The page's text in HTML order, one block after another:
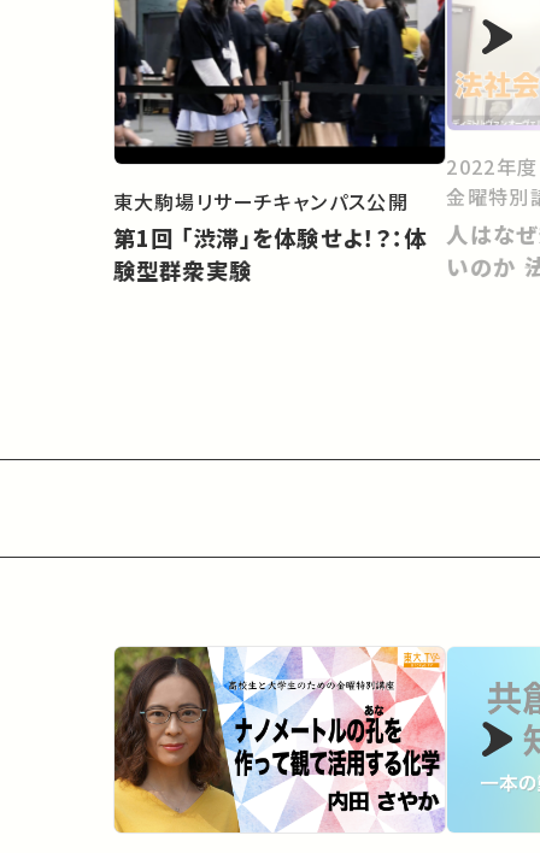
東大駒場リサーチキャンパス公開
第1回 「渋滞」を体験せよ！？：体
験型群衆実験
2022年度
金曜特別
人はな
いのか